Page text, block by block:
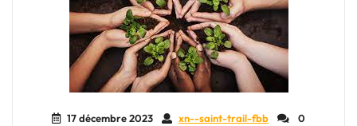
17 décembre 2023 xn--saint-trail-fbb
0